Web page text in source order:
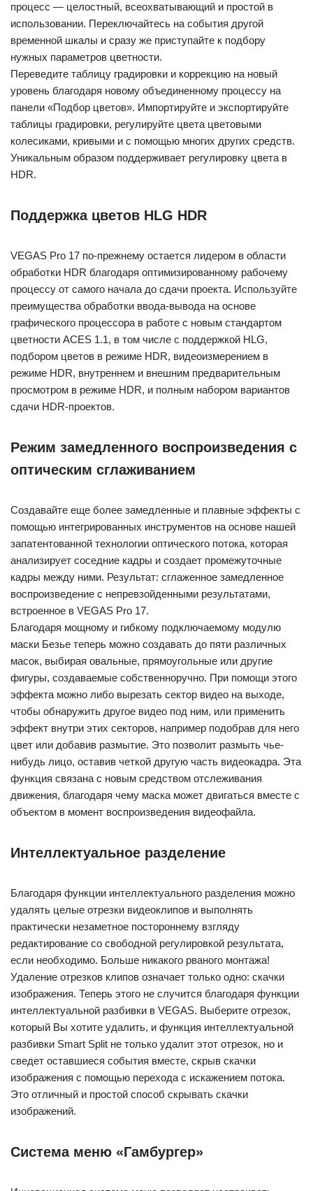
процесс — целостный, всеохватывающий и простой в
использовании. Переключайтесь на события другой
временной шкалы и сразу же приступайте к подбору
нужных параметров цветности.
Переведите таблицу градировки и коррекцию на новый
уровень благодаря новому объединенному процессу на
панели «Подбор цветов». Импортируйте и экспортируйте
таблицы градировки, регулируйте цвета цветовыми
колесиками, кривыми и с помощью многих других средств.
Уникальным образом поддерживает регулировку цвета в
HDR.
Поддержка цветов HLG HDR
VEGAS Pro 17 по-прежнему остается лидером в области
обработки HDR благодаря оптимизированному рабочему
процессу от самого начала до сдачи проекта. Используйте
преимущества обработки ввода-вывода на основе
графического процессора в работе с новым стандартом
цветности ACES 1.1, в том числе с поддержкой HLG,
подбором цветов в режиме HDR, видеоизмерением в
режиме HDR, внутреннем и внешним предварительным
просмотром в режиме HDR, и полным набором вариантов
сдачи HDR-проектов.
Режим замедленного воспроизведения с
оптическим сглаживанием
Создавайте еще более замедленные и плавные эффекты с
помощью интегрированных инструментов на основе нашей
запатентованной технологии оптического потока, которая
анализирует соседние кадры и создает промежуточные
кадры между ними. Результат: сглаженное замедленное
воспроизведение с непревзойденными результатами,
встроенное в VEGAS Pro 17.
Благодаря мощному и гибкому подключаемому модулю
маски Безье теперь можно создавать до пяти различных
масок, выбирая овальные, прямоугольные или другие
фигуры, создаваемые собственноручно. При помощи этого
эффекта можно либо вырезать сектор видео на выходе,
чтобы обнаружить другое видео под ним, или применить
эффект внутри этих секторов, например подобрав для него
цвет или добавив размытие. Это позволит размыть чье-
нибудь лицо, оставив четкой другую часть видеокадра. Эта
функция связана с новым средством отслеживания
движения, благодаря чему маска может двигаться вместе с
объектом в момент воспроизведения видеофайла.
Интеллектуальное разделение
Благодаря функции интеллектуального разделения можно
удалять целые отрезки видеоклипов и выполнять
практически незаметное постороннему взгляду
редактирование со свободной регулировкой результата,
если необходимо. Больше никакого рваного монтажа!
Удаление отрезков клипов означает только одно: скачки
изображения. Теперь этого не случится благодаря функции
интеллектуальной разбивки в VEGAS. Выберите отрезок,
который Вы хотите удалить, и функция интеллектуальной
разбивки Smart Split не только удалит этот отрезок, но и
сведет оставшиеся события вместе, скрыв скачки
изображения с помощью перехода с искажением потока.
Это отличный и простой способ скрывать скачки
изображений.
Система меню «Гамбургер»